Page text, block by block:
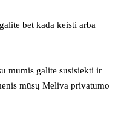
bet kada keisti arba
mumis galite susisiekti ir
mūsų Meliva privatumo